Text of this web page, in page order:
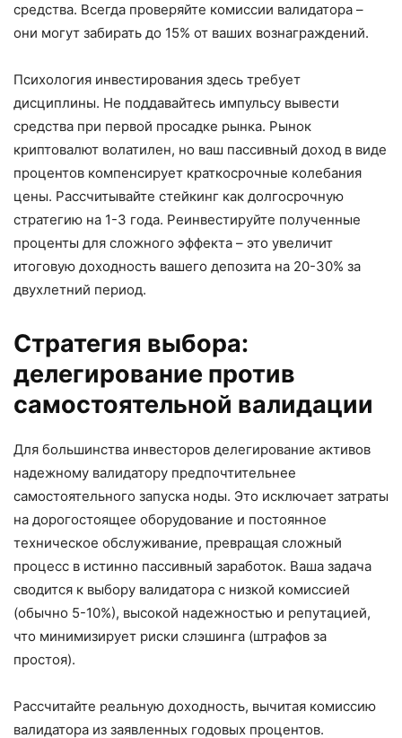
средства. Всегда проверяйте комиссии валидатора –
они могут забирать до 15% от ваших вознаграждений.
Психология инвестирования здесь требует
дисциплины. Не поддавайтесь импульсу вывести
средства при первой просадке рынка. Рынок
криптовалют волатилен, но ваш пассивный доход в виде
процентов компенсирует краткосрочные колебания
цены. Рассчитывайте стейкинг как долгосрочную
стратегию на 1-3 года. Реинвестируйте полученные
проценты для сложного эффекта – это увеличит
итоговую доходность вашего депозита на 20-30% за
двухлетний период.
Стратегия выбора:
делегирование против
самостоятельной валидации
Для большинства инвесторов делегирование активов
надежному валидатору предпочтительнее
самостоятельного запуска ноды. Это исключает затраты
на дорогостоящее оборудование и постоянное
техническое обслуживание, превращая сложный
процесс в истинно пассивный заработок. Ваша задача
сводится к выбору валидатора с низкой комиссией
(обычно 5-10%), высокой надежностью и репутацией,
что минимизирует риски слэшинга (штрафов за
простоя).
Рассчитайте реальную доходность, вычитая комиссию
валидатора из заявленных годовых процентов.